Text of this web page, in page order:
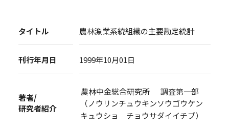
タイトル 農林漁業系統組織の主要勘定統計
刊行年月日 1999年10月01日
著者/
研究者紹介
農林中金総合研究所 調査第一部
（ノウリンチュウキンソウゴウケン
キュウショ チョウサダイイチブ）